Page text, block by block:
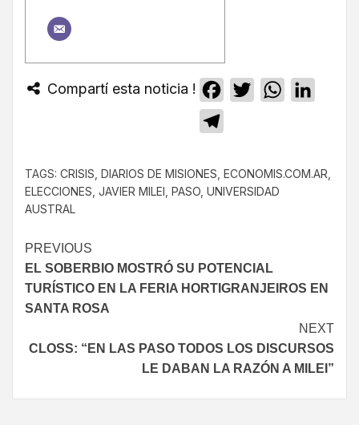
Compartí esta noticia ! Facebook
TwitterWhatsApp
TAGS: CRISIS DIARIOS DE MISIONES ECONOMIS.COM.AR
ELECCIONES JAVIER MILEI PASO UNIVERSIDAD
AUSTRAL
PREVIOUS
EL SOBERBIO MOSTRÓ SU POTENCIAL
TURÍSTICO EN LA FERIA HORTIGRANJEIROS EN
SANTA ROSA
NEXT
CLOSS: “EN LAS PASO TODOS LOS DISCURSOS
LE DABAN LA RAZÓN A MILEI”